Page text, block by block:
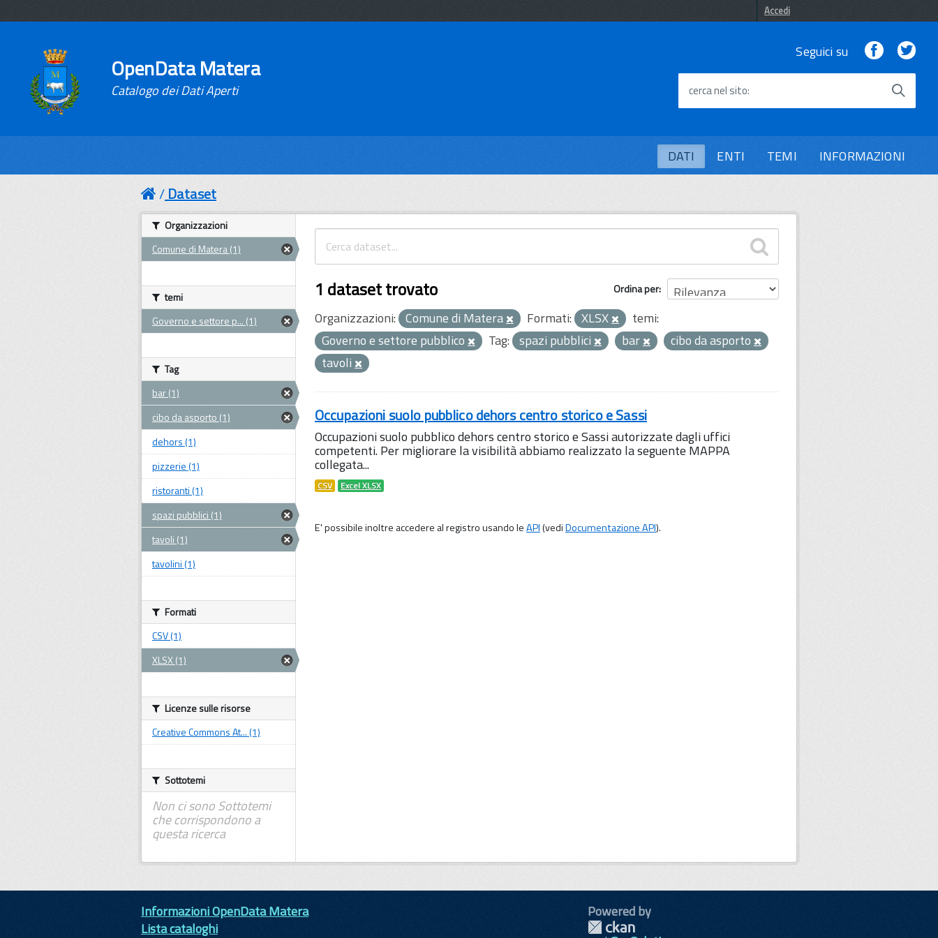
Accedi
OpenData Matera
Catalogo dei Dati Aperti
Seguici su Facebook
cerca nel sito
DATI ENTI TEMI INFORMAZIONI
Dataset
Ordina per
1 dataset trovato
Organizzazioni: Comune di Matera Formati: XLSX
temi:
Governo e settore pubblico
Tag: spazi pubblici bar
cibo da asporto
tavoli
Occupazioni suolo pubblico dehors centro storico e Sassi
Occupazioni suolo pubblico dehors centro storico e Sassi autorizzate dagli uffici
competenti. Per migliorare la visibilità abbiamo realizzato la seguente MAPPA
collegata...
CSV Excel XLSX
E' possibile inoltre accedere al registro usando leAPI(vediDocumentazione API).
Organizzazioni
Comune di Matera (1)
temi
Governo e settore p... (1)
Tag
bar (1)
cibo da asporto (1)
dehors (1)
pizzerie (1)
ristoranti (1)
spazi pubblici (1)
tavoli (1)
tavolini (1)
Formati
CSV (1)
XLSX (1)
Licenze sulle risorse
Creative Commons At... (1)
Sottotemi
Non ci sono Sottotemi
che corrispondono a
questa ricerca
Informazioni OpenData Matera
Lista cataloghi
Powered by